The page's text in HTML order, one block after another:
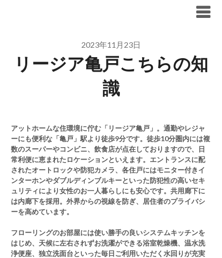
2023年11月23日
リージア亀戸こちらの知
識
アットホームな住環境に佇む「リージア亀戸」。通勤やレジャ
ーにも便利な「亀戸」駅より徒歩9分です。徒歩10分圏内には複
数のスーパーやコンビニ、飲食店が点在しておりますので、日
常利便に恵まれたロケーションといえます。エントランスに配
されたオートロックや防犯カメラ、各住戸にはモニター付きイ
ンターホンやダブルディンブルキーといった防犯性の高いセキ
ュリティにより女性のお一人暮らしにも安心です。共用廊下に
は内廊下を採用。外界からの視線を防ぎ、居住者のプライバシ
ーを高めています。
フローリングのお部屋には使い勝手の良いシステムキッチンを
はじめ、天候に左右されずお洗濯ができる浴室乾燥機、温水洗
浄便座、独立洗面台といった毎日ご利用いただく水回りが充実